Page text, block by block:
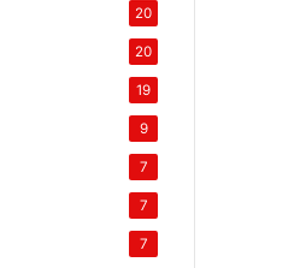
20
20
19
9
7
7
7